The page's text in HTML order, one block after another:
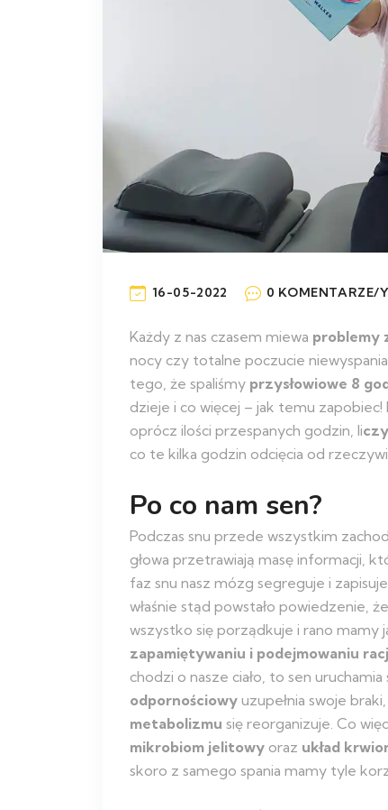
16-05-2022 0 KOMENTARZE/Y
Każdy z nas czasem miewa problemy
nocy czy totalne poczucie
tego, że spaliśmy przysłowiowe 8
dzieje i co więcej – jak temu
oprócz ilości przespanych godzin, li
co te kilka godzin odcięcia od
Po co nam sen?
Podczas snu przede wszystkim
głowa przetrawiają masę informacji,
faz snu nasz mózg segreguje i
właśnie stąd powstało powiedzenie,
wszystko się porządkuje i rano mamy
zapamiętywaniu i podejmowaniu
chodzi o nasze ciało, to sen
odpornościowy uzupełnia swoje
metabolizmu się reorganizuje. Co
mikrobiom jelitowy oraz układ
skoro z samego spania mamy tyle